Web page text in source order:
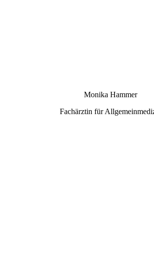
Monika Hammer
Fachärztin für